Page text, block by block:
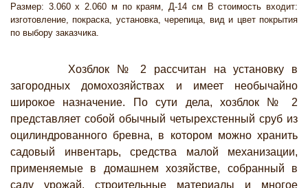
Размер: 3.060 х 2.060 м по краям, Д-14 см В стоимость входит:
изготовление, покраска, установка, черепица, вид и цвет покрытия
по выбору заказчика.
Хозблок № 2 рассчитан на установку в
загородных домохозяйствах и имеет необычайно
широкое назначение. По сути дела, хозблок № 2
представляет собой обычный четырехстенный сруб из
оцилиндрованного бревна, в котором можно хранить
садовый инвентарь, средства малой механизации,
применяемые в домашнем хозяйстве, собранный в
саду урожай, строительные материалы и многое